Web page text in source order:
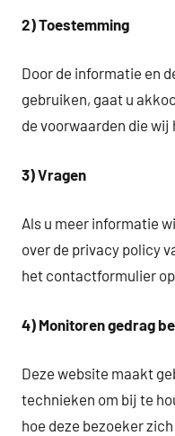
2) Toestemming
Door de informatie en
gebruiken, gaat u
de voorwaarden die
3) Vragen
Als u meer informatie
over de privacy policy
het contactformulier
4) Monitoren gedrag
Deze website maakt
technieken om bij te
hoe deze bezoeker